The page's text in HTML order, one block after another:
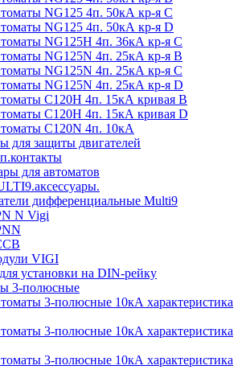
NG125 4п. 50кА кр-я C
NG125 4п. 50кА кр-я D
NG125H 4п. 36кА кр-я C
NG125N 4п. 25кА кр-я B
NG125N 4п. 25кА кр-я C
NG125N 4п. 25кА кр-я D
С120H 4п. 15кА кривая B
С120H 4п. 15кА кривая D
С120N 4п. 10кА
для защиты двигателей
для автоматов
дифференциальные Multi9
N Vigi
VIGI
установки на DIN-рейку
3-полюсные
3-полюсные 10кА характеристика
3-полюсные 10кА характеристика
3-полюсные 10кА характеристика